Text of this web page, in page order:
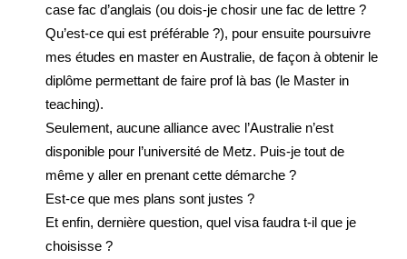
case fac d’anglais (ou dois-je chosir une fac de lettre ?
Qu’est-ce qui est préférable ?), pour ensuite poursuivre
mes études en master en Australie, de façon à obtenir le
diplôme permettant de faire prof là bas (le Master in
teaching).
Seulement, aucune alliance avec l’Australie n’est
disponible pour l’université de Metz. Puis-je tout de
même y aller en prenant cette démarche ?
Est-ce que mes plans sont justes ?
Et enfin, dernière question, quel visa faudra t-il que je
choisisse ?